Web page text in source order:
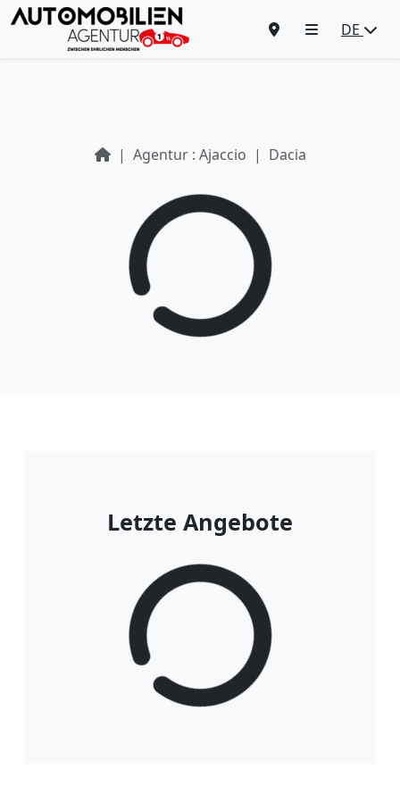
DE
Agentur : Ajaccio Dacia
Letzte Angebote